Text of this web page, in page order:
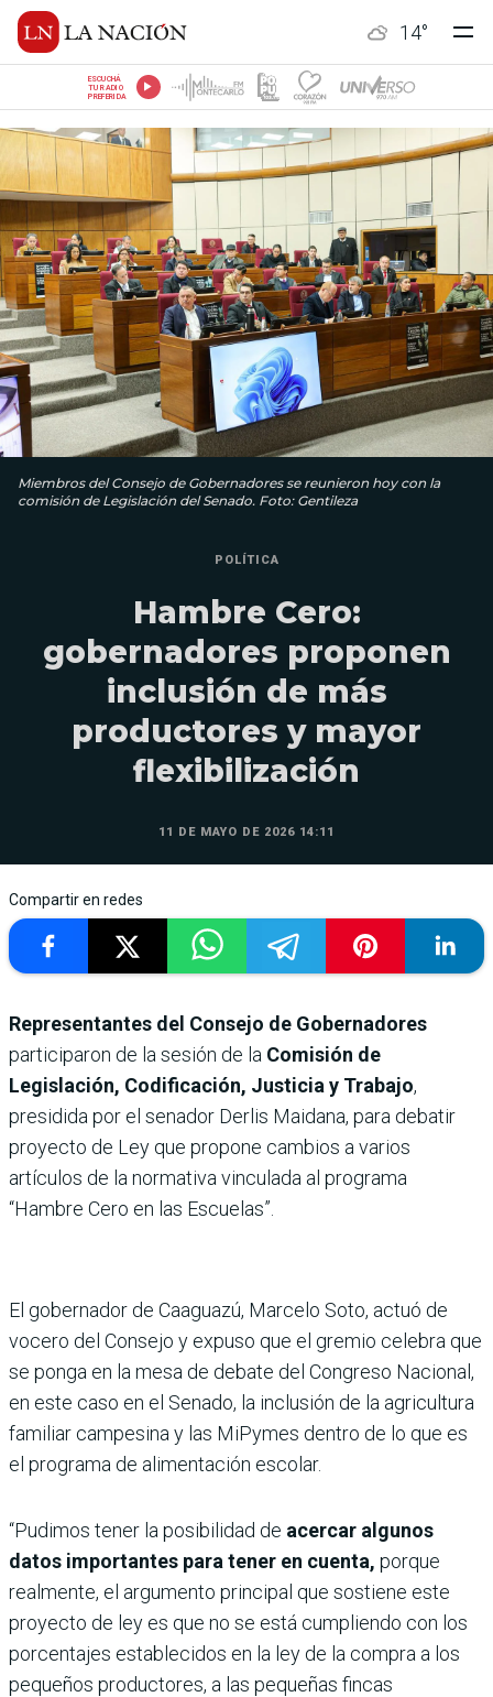
14°
ESCUCHÁ
TU RADIO
PREFERIDA
Miembros del Consejo de Gobernadores se reunieron hoy con la
comisión de Legislación del Senado. Foto: Gentileza
POLÍTICA
Hambre Cero:
gobernadores proponen
inclusión de más
productores y mayor
flexibilización
11 DE MAYO DE 2026 14:11
Compartir en redes
Representantes del Consejo de Gobernadores
participaron de la sesión de la Comisión de
Legislación, Codificación, Justicia y Trabajo,
presidida por el senador Derlis Maidana, para debatir
proyecto de Ley que propone cambios a varios
artículos de la normativa vinculada al programa
“Hambre Cero en las Escuelas”.
El gobernador de Caaguazú, Marcelo Soto, actuó de
vocero del Consejo y expuso que el gremio celebra que
se ponga en la mesa de debate del Congreso Nacional,
en este caso en el Senado, la inclusión de la agricultura
familiar campesina y las MiPymes dentro de lo que es
el programa de alimentación escolar.
“Pudimos tener la posibilidad de acercar algunos
datos importantes para tener en cuenta, porque
realmente, el argumento principal que sostiene este
proyecto de ley es que no se está cumpliendo con los
porcentajes establecidos en la ley de la compra a los
pequeños productores, a las pequeñas fincas